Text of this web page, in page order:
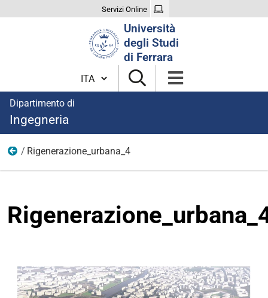
Servizi Online
Università
degli Studi
di Ferrara
Cambia lingua
Dipartimento di
Ingegneria
Immagini notizie
Rigenerazione_urbana_4